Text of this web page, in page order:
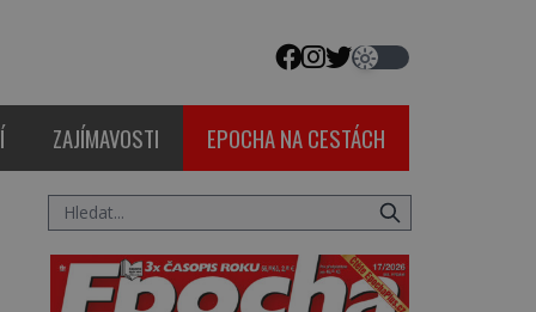
ZAJÍMAVOSTI EPOCHA NA CESTÁCH